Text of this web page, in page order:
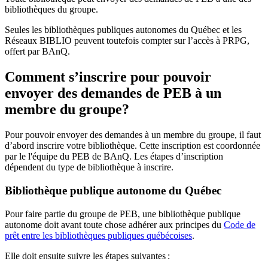
bibliothèques du groupe.
Seules les bibliothèques publiques autonomes du Québec et les
Réseaux BIBLIO peuvent toutefois compter sur l’accès à PRPG,
offert par BAnQ.
Comment s’inscrire pour pouvoir
envoyer des demandes de PEB à un
membre du groupe?
Pour pouvoir envoyer des demandes à un membre du groupe, il faut
d’abord inscrire votre bibliothèque. Cette inscription est coordonnée
par le l'équipe du PEB de BAnQ. Les étapes d’inscription
dépendent du type de bibliothèque à inscrire.
Bibliothèque publique autonome du Québec
Pour faire partie du groupe de PEB, une bibliothèque publique
autonome doit avant toute chose adhérer aux principes du Code de
prêt entre les bibliothèques publiques québécoises.
Elle doit ensuite suivre les étapes suivantes :